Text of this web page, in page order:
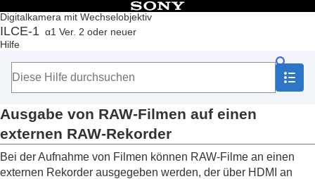
Digitalkamera mit Wechselobjektiv
ILCE-1 α1 Ver. 2 oder neuer
Hilfe
Inhaltsverzeichnis
Anfang
Überprüfen der Kamera und der mitgelieferten Teile
Grundlegende Bedienung
Vorbereitung der Kamera/grundlegende
Aufnahmefunktionen
Suchen von Funktionen über MENU
Verwendung der Aufnahmefunktionen
Ausgabe von RAW-Filmen auf einen
externen RAW-Rekorder
Bei der Aufnahme von Filmen können RAW-Filme an einen
externen Rekorder ausgegeben werden, der über HDMI an